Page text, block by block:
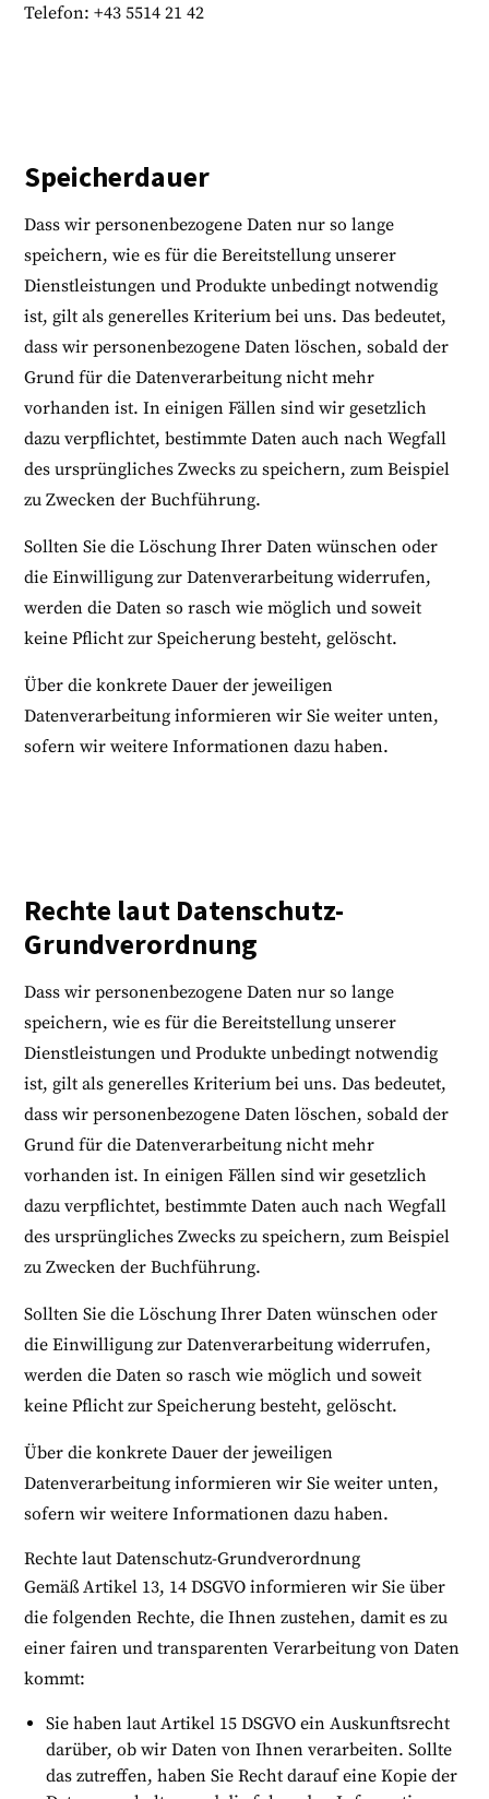
Telefon: +43 5514 21 42
Speicherdauer
Dass wir personenbezogene Daten nur so lange
speichern, wie es für die Bereitstellung unserer
Dienstleistungen und Produkte unbedingt notwendig
ist, gilt als generelles Kriterium bei uns. Das bedeutet,
dass wir personenbezogene Daten löschen, sobald der
Grund für die Datenverarbeitung nicht mehr
vorhanden ist. In einigen Fällen sind wir gesetzlich
dazu verpflichtet, bestimmte Daten auch nach Wegfall
des ursprüngliches Zwecks zu speichern, zum Beispiel
zu Zwecken der Buchführung.
Sollten Sie die Löschung Ihrer Daten wünschen oder
die Einwilligung zur Datenverarbeitung widerrufen,
werden die Daten so rasch wie möglich und soweit
keine Pflicht zur Speicherung besteht, gelöscht.
Über die konkrete Dauer der jeweiligen
Datenverarbeitung informieren wir Sie weiter unten,
sofern wir weitere Informationen dazu haben.
Rechte laut Datenschutz-
Grundverordnung
Dass wir personenbezogene Daten nur so lange
speichern, wie es für die Bereitstellung unserer
Dienstleistungen und Produkte unbedingt notwendig
ist, gilt als generelles Kriterium bei uns. Das bedeutet,
dass wir personenbezogene Daten löschen, sobald der
Grund für die Datenverarbeitung nicht mehr
vorhanden ist. In einigen Fällen sind wir gesetzlich
dazu verpflichtet, bestimmte Daten auch nach Wegfall
des ursprüngliches Zwecks zu speichern, zum Beispiel
zu Zwecken der Buchführung.
Sollten Sie die Löschung Ihrer Daten wünschen oder
die Einwilligung zur Datenverarbeitung widerrufen,
werden die Daten so rasch wie möglich und soweit
keine Pflicht zur Speicherung besteht, gelöscht.
Über die konkrete Dauer der jeweiligen
Datenverarbeitung informieren wir Sie weiter unten,
sofern wir weitere Informationen dazu haben.
Rechte laut Datenschutz-Grundverordnung
Gemäß Artikel 13, 14 DSGVO informieren wir Sie über
die folgenden Rechte, die Ihnen zustehen, damit es zu
einer fairen und transparenten Verarbeitung von Daten
kommt:
Sie haben laut Artikel 15 DSGVO ein Auskunftsrecht
darüber, ob wir Daten von Ihnen verarbeiten. Sollte
das zutreffen, haben Sie Recht darauf eine Kopie der